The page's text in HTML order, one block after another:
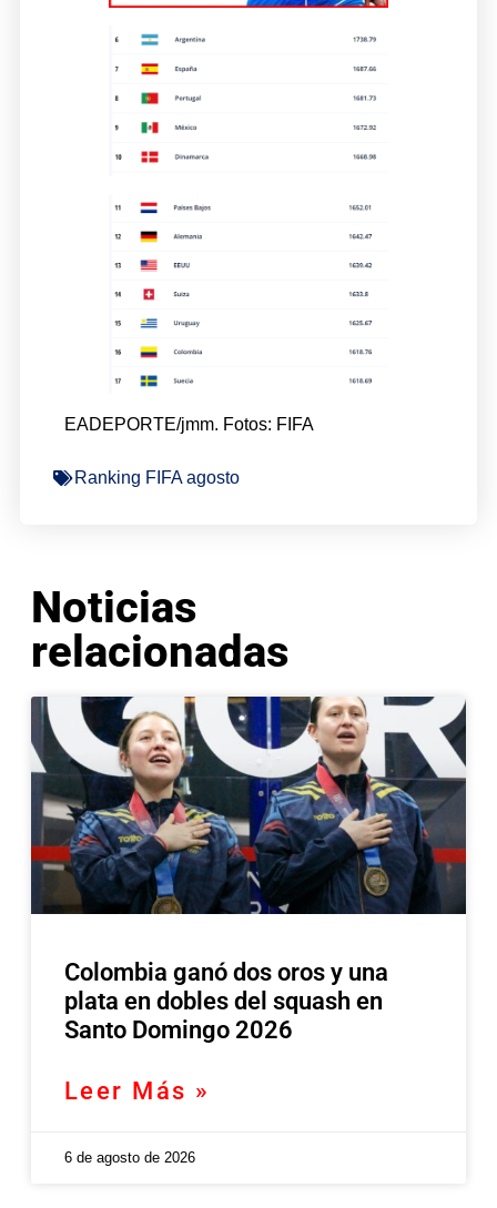
EADEPORTE/jmm. Fotos: FIFA
Ranking FIFA agosto
Noticias
relacionadas
Colombia ganó dos oros y una
plata en dobles del squash en
Santo Domingo 2026
Leer Más »
6 de agosto de 2026